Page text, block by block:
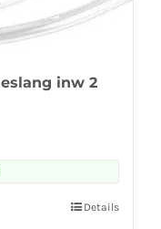
inw 2
Details